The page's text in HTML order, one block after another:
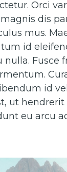
Orci
dis
mus.
id
nulla. Fusce
id vel
ut hendrerit
eu arcu